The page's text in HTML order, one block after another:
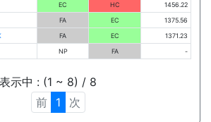
EC HC
1456.22
FA EC
1375.56
FA EC
1371.23
NP FA -
表示中 : (1 ~ 8) / 8
前
1 次